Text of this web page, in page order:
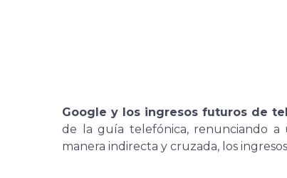
Google y los ingresos futuros de
de la guía telefónica, renunciando a
manera indirecta y cruzada, los